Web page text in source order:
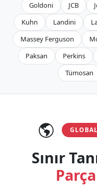
Goldoni
JCB
Kuhn
Landini
Massey Ferguson
Paksan
Perkins
Tümosan
Sınır
Parça